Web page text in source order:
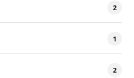
2
1
2